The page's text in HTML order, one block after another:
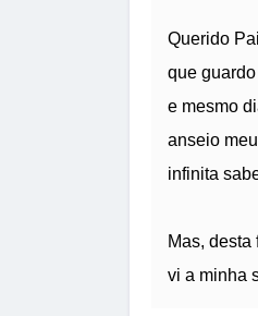
Querido
que
e mesmo
anseio
infinita
Mas,
vi a minha